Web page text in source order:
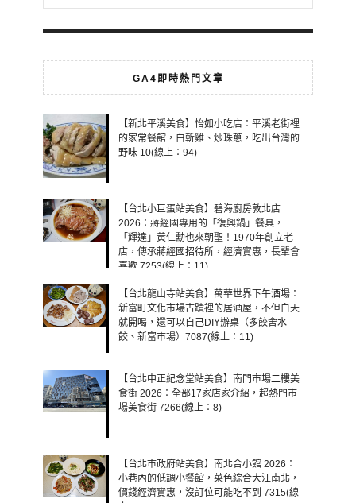
GA4即時熱門文章
【新北平溪美食】怡如小吃店：平溪老街裡
的家常餐館，白斬雞、炒珠蔥，吃出台灣的
野味 10(線上：94)
【台北小巨蛋站美食】碧海廚房敦北店
2026：蔣經國專用的「復興鍋」餐具，
「輝達」黃仁勳也來朝聖！1970年創立老
店，傳承蔣經國招待所，經濟實惠，長輩會
喜歡 7253(線上：11)
【台北龍山寺站美食】萬華世界下午酒場：
新富町文化市場古蹟裡的居酒屋，不但白天
就開喝，還可以自己DIY辦桌（多餃舍水
餃、新富市場）7087(線上：11)
【台北中正紀念堂站美食】南門市場二樓美
食街 2026：全部17家店家介紹，超熱門市
場美食街 7266(線上：8)
【台北市政府站美食】南北合小館 2026：
小巷內的低調小餐館，菜色綜合大江南北，
價錢經濟實惠，沒訂位可能吃不到 7315(線